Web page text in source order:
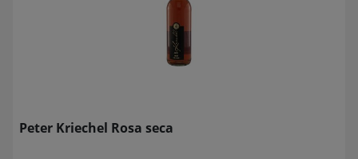
Peter Kriechel Rosa seca